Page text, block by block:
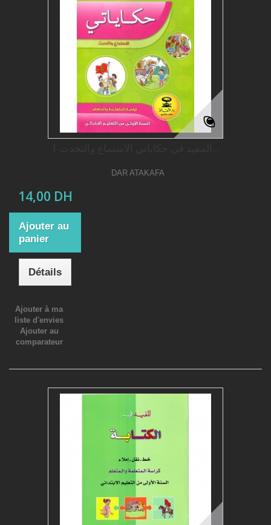
DAR ATAKAFA
14,00 DH
Ajouter au
panier
Détails
Ajouter à ma
liste d'envies
Ajouter au
comparateur